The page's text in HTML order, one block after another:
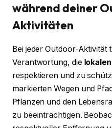
während deiner
Aktivitäten
Bei jeder Outdoor-Aktivität
Verantwortung, die
respektieren und zu
markierten Wegen und
Pflanzen und den
zu beeinträchtigen.